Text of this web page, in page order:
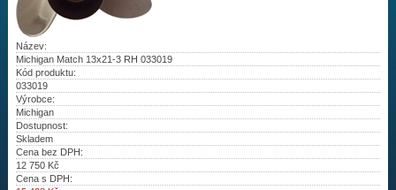
Vrtule
Redukční pouzdra XHS
Kontakty
Aktuality
Název:
Michigan Match 13x21-3 RH 033019
Kód produktu:
033019
Výrobce:
Michigan
Dostupnost:
Skladem
Cena bez DPH:
12 750Kč
Cena s DPH: